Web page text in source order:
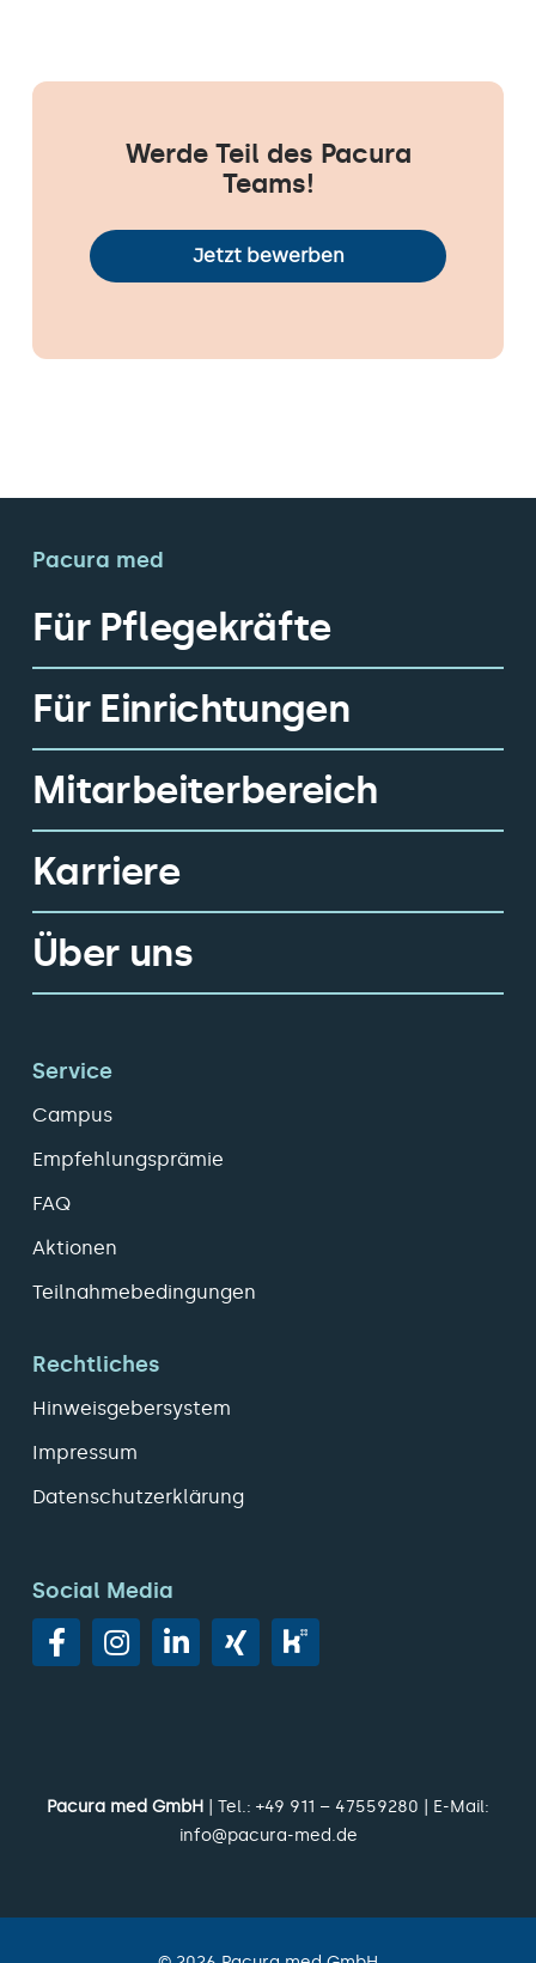
Werde Teil des Pacura
Teams!
Jetzt bewerben
Pacura med
Für Pflegekräfte
Für Einrichtungen
Mitarbeiterbereich
Karriere
Über uns
Service
Campus
Empfehlungsprämie
FAQ
Aktionen
Teilnahmebedingungen
Rechtliches
Hinweisgebersystem
Impressum
Datenschutzerklärung
Social Media
Pacura med GmbH | Tel.: +49 911 – 47559280 | E-Mail:
info@pacura-med.de